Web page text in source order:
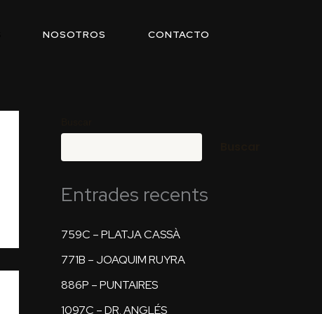
NOSOTROS CONTACTO
Entrades recents
759C – PLATJA CASSÀ
771B – JOAQUIM RUYRA
886P – PUNTAIRES
1097C – DR. ANGLÉS